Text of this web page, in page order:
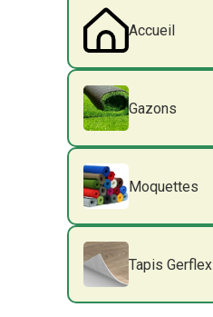
Accueil
Gazons
Moquettes
Tapis Gerflex